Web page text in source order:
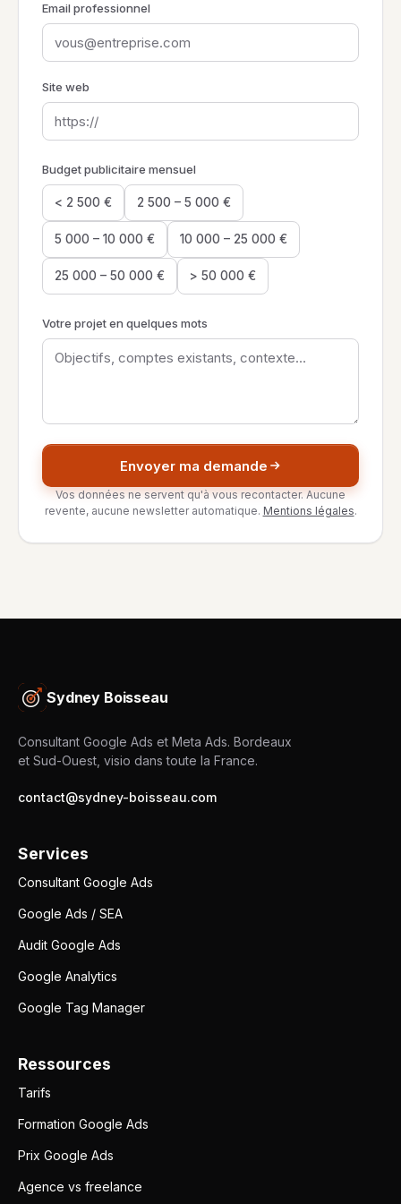
Email professionnel
Site web
Budget publicitaire mensuel
< 2 500 € 2 500 – 5 000 €
5 000 – 10 000 € 10 000 – 25 000 €
25 000 – 50 000 € > 50 000 €
Votre projet en quelques mots
Envoyer ma demande
Vos données ne servent qu'à vous recontacter. Aucune
revente, aucune newsletter automatique. Mentions légales.
Sydney Boisseau
Consultant Google Ads et Meta Ads. Bordeaux
et Sud-Ouest, visio dans toute la France.
contact@sydney-boisseau.com
Services
Consultant Google Ads
Google Ads / SEA
Audit Google Ads
Google Analytics
Google Tag Manager
Ressources
Tarifs
Formation Google Ads
Prix Google Ads
Agence vs freelance